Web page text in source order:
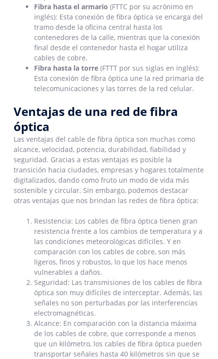
Fibra hasta el armario (FTTC por su acrónimo en
inglés): Esta conexión de fibra óptica se encarga del
tramo desde la oficina central hasta los
contenedores de la calle, mientras que la conexión
final desde el contenedor hasta el hogar utiliza
cables de cobre.
Fibra hasta la torre(FTTT por sus siglas en inglés):
Esta conexión de fibra óptica une la red primaria de
telecomunicaciones y las torres de la red celular.
Ventajas de una red de fibra
óptica
Las ventajas del cable de fibra óptica son muchas como
alcance, velocidad, potencia, durabilidad, fiabilidad y
seguridad. Gracias a estas ventajas es posible la
transición hacia ciudades, empresas y hogares totalmente
digitalizados, dando como fruto un modo de vida más
sostenible y circular. Sin embargo, podemos destacar
otras ventajas que nos brindan las redes de fibra óptica:
Resistencia: Los cables de fibra óptica tienen gran
resistencia frente a los cambios de temperatura y a
las condiciones meteorológicas difíciles. Y en
comparación con los cables de cobre, son más
ligeros, finos y robustos, lo que los hace menos
vulnerables a daños.
Seguridad: Las transmisiones de los cables de fibra
óptica son muy difíciles de interceptar. Además, las
señales no son perturbadas por las interferencias
electromagnéticas.
Alcance: En comparación con la distancia máxima
de los cables de cobre, que corresponde a menos
que un kilómetro, los cables de fibra óptica pueden
transportar señales hasta 40 kilómetros sin que se